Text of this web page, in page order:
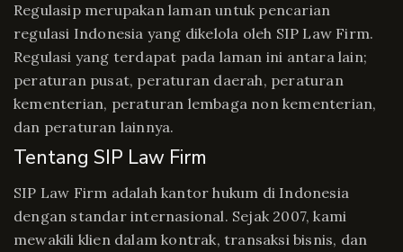
Regulasip merupakan laman untuk pencarian
regulasi Indonesia yang dikelola oleh SIP Law Firm.
Regulasi yang terdapat pada laman ini antara lain;
peraturan pusat, peraturan daerah, peraturan
kementerian, peraturan lembaga non kementerian,
dan peraturan lainnya.
Tentang SIP Law Firm
SIP Law Firm adalah kantor hukum di Indonesia
dengan standar internasional. Sejak 2007, kami
mewakili klien dalam kontrak, transaksi bisnis, dan